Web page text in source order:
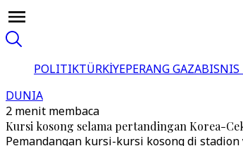
POLITIKTÜRKİYEPERANG GAZABISNIS
DUNIA
2 menit membaca
Kursi kosong selama pertandingan Korea-
Pemandangan kursi-kursi kosong di